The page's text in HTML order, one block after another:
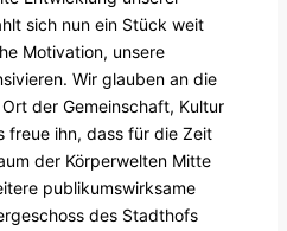
sich nun ein Stück weit
Motivation, unsere
Wir glauben an die
der Gemeinschaft, Kultur
freue ihn, dass für die Zeit
der Körperwelten Mitte
publikumswirksame
des Stadthofs